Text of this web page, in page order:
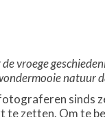
vroege
natuur
sinds
zetten. Om te